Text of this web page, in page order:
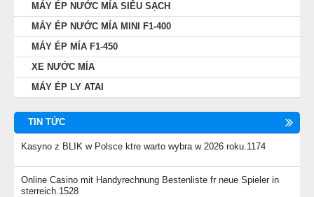
MÁY ÉP NƯỚC MÍA SIÊU SẠCH
MÁY ÉP NƯỚC MÍA MINI F1-400
MÁY ÉP MÍA F1-450
XE NƯỚC MÍA
MÁY ÉP LY ATAI
TIN TỨC
Kasyno z BLIK w Polsce ktre warto wybra w 2026 roku.1174
Online Casino mit Handyrechnung Bestenliste fr neue Spieler in
sterreich.1528